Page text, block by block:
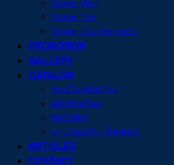
Stone Wall
Stone Tile
Stone Countertops
PROMOTION
GALLERY
CATALOG
กระเบื้องหินเทียม
ผนังหินเทียม
หินวีเนียร์
เคาน์เตอร์หิน ท็อปครัว
ARTICLES
CONTACT